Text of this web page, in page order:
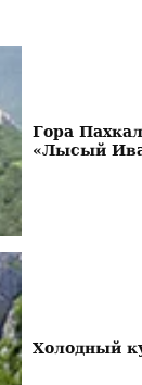
Гора
«Лысый
Холодный